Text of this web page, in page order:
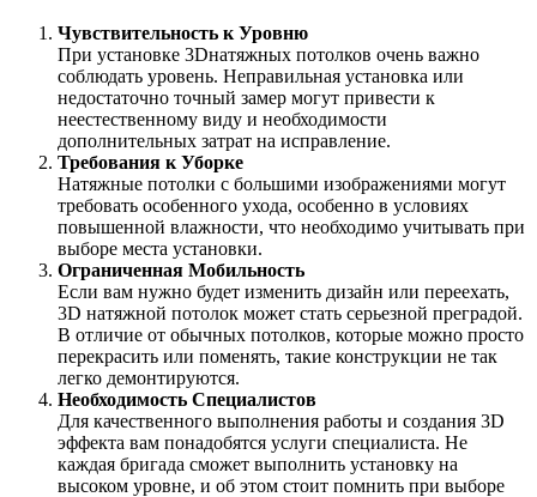
Чувствительность к Уровню
При установке 3Dнатяжных потолков очень важно
соблюдать уровень. Неправильная установка или
недостаточно точный замер могут привести к
неестественному виду и необходимости
дополнительных затрат на исправление.
Требования к Уборке
Натяжные потолки с большими изображениями могут
требовать особенного ухода, особенно в условиях
повышенной влажности, что необходимо учитывать при
выборе места установки.
Ограниченная Мобильность
Если вам нужно будет изменить дизайн или переехать,
3D натяжной потолок может стать серьезной преградой.
В отличие от обычных потолков, которые можно просто
перекрасить или поменять, такие конструкции не так
легко демонтируются.
Необходимость Специалистов
Для качественного выполнения работы и создания 3D
эффекта вам понадобятся услуги специалиста. Не
каждая бригада сможет выполнить установку на
высоком уровне, и об этом стоит помнить при выборе